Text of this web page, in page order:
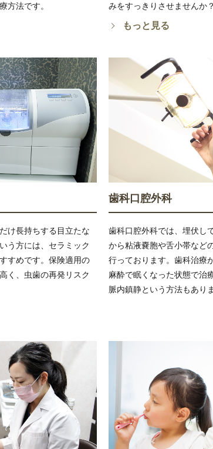
方法です。
みをすっきりさせませんか？
もっと見る
け長持ちする目立たな
う方には、セラミック
すめです。保険適用の
く、虫歯の再発リスク
歯科口腔外科
歯科口腔外科では、埋伏し
から粘液嚢胞や舌小帯など
行っております。歯科治療
麻酔で眠くなった状態で治
脈内鎮静という方法もあり